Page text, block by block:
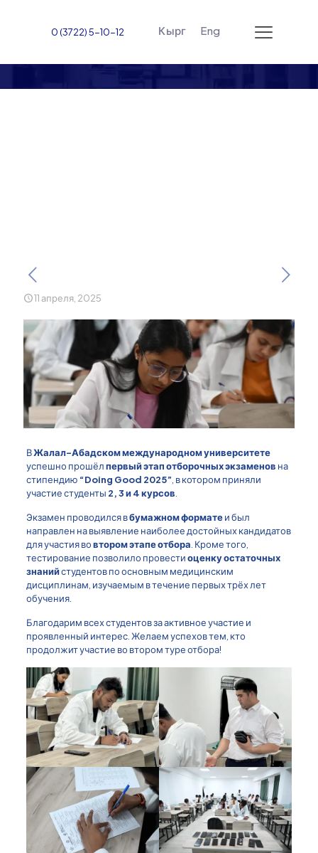
0 (3722) 5-10-12 Кырг Eng
Первый этап
11 апреля, 2025
ВЖалал-Абадском международном университете
успешно прошёлпервый этап отборочных экзаменов на
стипендию “Doing Good 2025” , в котором приняли
участие студенты 2, 3 и 4 курсов
Экзамен проводился вбумажном форматеи был
направлен на выявление наиболее достойных кандидатов
для участия вовтором этапе отбора . Кроме того,
тестирование позволило провестиоценку остаточных
знанийстудентов по основным медицинским
дисциплинам, изучаемым в течение первых трёх лет
обучения.
Благодарим всех студентов за активное участие и
проявленный интерес. Желаем успехов тем, кто
продолжит участие во втором туре отбора!